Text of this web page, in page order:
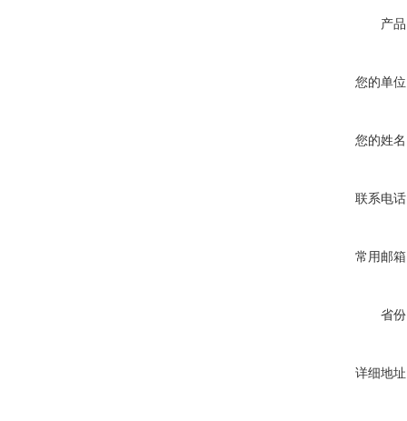
产
您的单
您的姓
联系电
常用邮
省
详细地